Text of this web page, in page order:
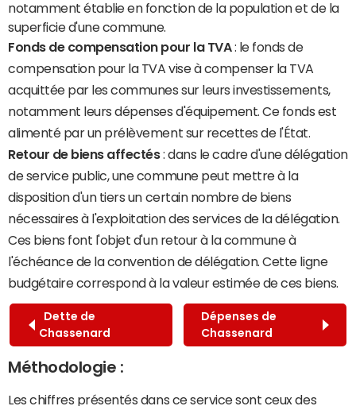
notamment établie en fonction de la population et de la
superficie d'une commune.
Fonds de compensation pour la TVA: le fonds de
compensation pour la TVA vise à compenser la TVA
acquittée par les communes sur leurs investissements,
notamment leurs dépenses d'équipement. Ce fonds est
alimenté par un prélèvement sur recettes de l'État.
Retour de biens affectés: dans le cadre d'une délégation
de service public, une commune peut mettre à la
disposition d'un tiers un certain nombre de biens
nécessaires à l'exploitation des services de la délégation.
Ces biens font l'objet d'un retour à la commune à
l'échéance de la convention de délégation. Cette ligne
budgétaire correspond à la valeur estimée de ces biens.
Dette de
Chassenard
Dépenses de
Chassenard
Méthodologie :
Les chiffres présentés dans ce service sont ceux des